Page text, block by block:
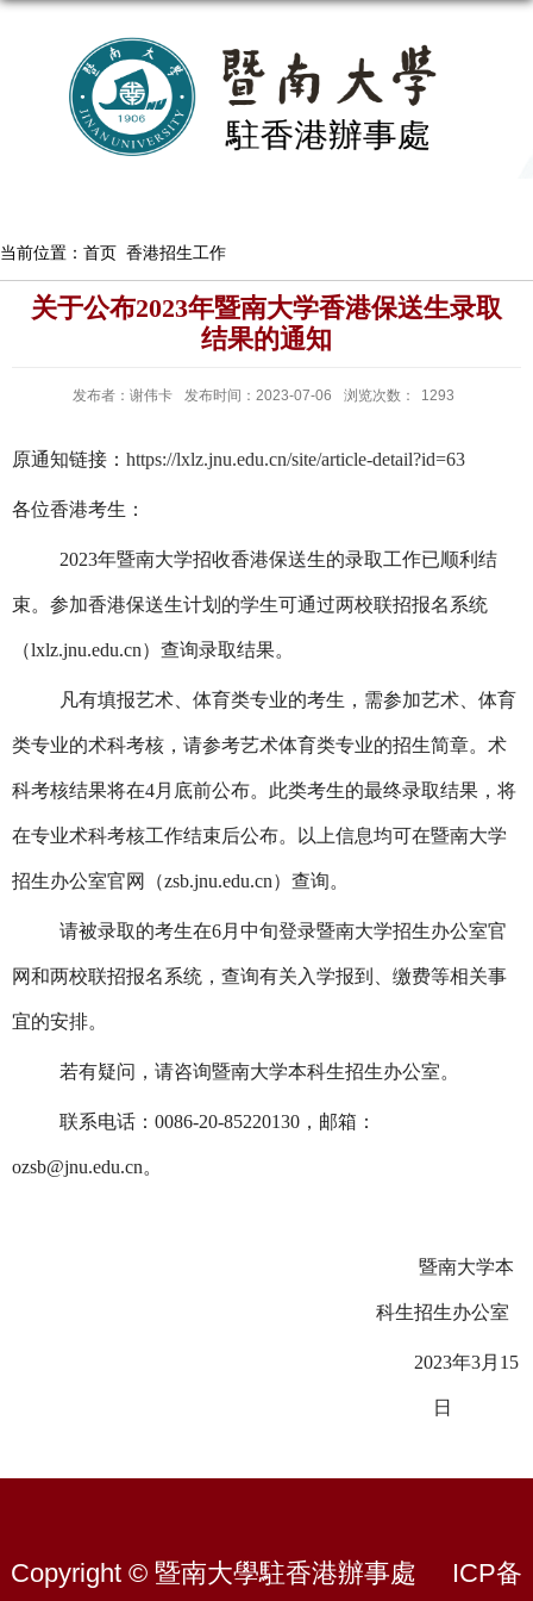
当前位置： 首页 香港招生工作
关于公布2023年暨南大学香港保送生录取
结果的通知
发布者：谢伟卡 发布时间：2023-07-06 浏览次数： 1293
原通知链接： https://lxlz.jnu.edu.cn/site/article-detail?id=63
各位香港考生：
2023年暨南大学招收香港保送生的录取工作已顺利结
束。参加香港保送生计划的学生可通过两校联招报名系统
（lxlz.jnu.edu.cn）查询录取结果。
凡有填报艺术、体育类专业的考生，需参加艺术、体育
类专业的术科考核，请参考艺术体育类专业的招生简章。术
科考核结果将在4月底前公布。此类考生的最终录取结果，将
在专业术科考核工作结束后公布。以上信息均可在暨南大学
招生办公室官网（zsb.jnu.edu.cn）查询。
请被录取的考生在6月中旬登录暨南大学招生办公室官
网和两校联招报名系统，查询有关入学报到、缴费等相关事
宜的安排。
若有疑问，请咨询暨南大学本科生招生办公室。
联系电话： 0086-20-85220130，邮箱：
ozsb@jnu.edu.cn。
暨南大学本
科生招生办公室
2023年3月15
日
Copyright © 暨南大學駐香港辦事處 ICP备